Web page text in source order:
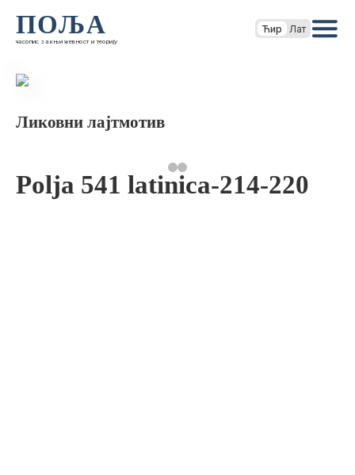
ПОЉА
часопис за књижевност и теорију
Ћир Лат
Ликовни лајтмотив
Polja 541 latinica-214-220